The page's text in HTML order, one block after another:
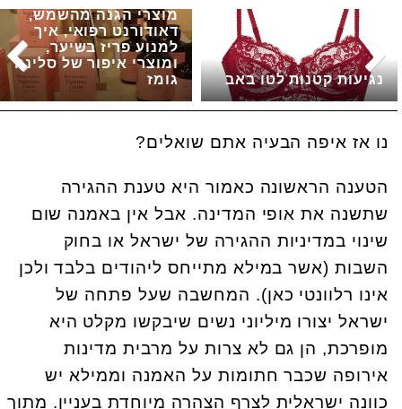
מוצרי הגנה מהשמש,
דאודורנט רפואי, איך
למנוע פריז בשיער,
ומוצרי איפור של סלינה
גומז
נגיעות קטנות לטו באב
נו אז איפה הבעיה אתם שואלים?
הטענה הראשונה כאמור היא טענת ההגירה
שתשנה את אופי המדינה. אבל אין באמנה שום
שינוי במדיניות ההגירה של ישראל או בחוק
השבות (אשר במילא מתייחס ליהודים בלבד ולכן
אינו רלוונטי כאן). המחשבה שעל פתחה של
ישראל יצורו מיליוני נשים שיבקשו מקלט היא
מופרכת, הן גם לא צרות על מרבית מדינות
אירופה שכבר חתומות על האמנה וממילא יש
כוונה ישראלית לצרף הצהרה מיוחדת בעניין. מתוך